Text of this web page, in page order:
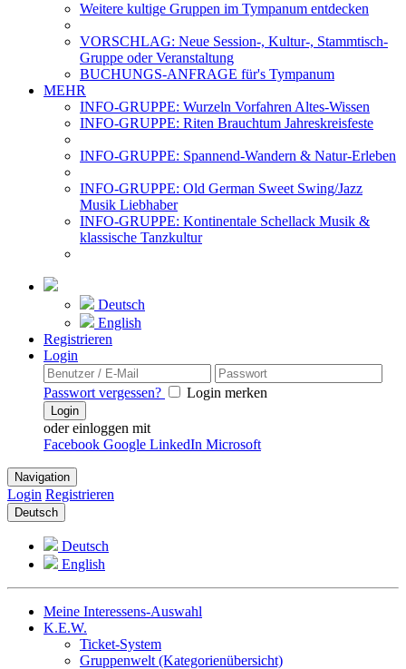
Weitere kultige Gruppen im Tympanum entdecken
VORSCHLAG: Neue Session-, Kultur-, Stammtisch-
Gruppe oder Veranstaltung
BUCHUNGS-ANFRAGE für's Tympanum
MEHR
INFO-GRUPPE: Wurzeln Vorfahren Altes-Wissen
INFO-GRUPPE: Riten Brauchtum Jahreskreisfeste
INFO-GRUPPE: Spannend-Wandern & Natur-Erleben
INFO-GRUPPE: Old German Sweet Swing/Jazz
Musik Liebhaber
INFO-GRUPPE: Kontinentale Schellack Musik &
klassische Tanzkultur
Deutsch
English
Registrieren
Login
Passwort vergessen? Login merken
Login
oder einloggen mit
Facebook Google LinkedIn Microsoft
Navigation
Login Registrieren
Deutsch
Deutsch
English
Meine Interessens-Auswahl
K.E.W.
Ticket-System
Gruppenwelt (Kategorienübersicht)